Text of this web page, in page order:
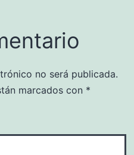
no será publicada.
marcados con *